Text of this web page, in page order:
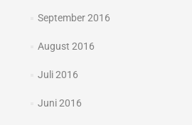
September 2016
August 2016
Juli 2016
Juni 2016